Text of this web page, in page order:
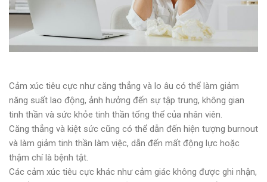
Cảm xúc tiêu cực như căng thẳng và lo âu có thể làm giảm
năng suất lao động, ảnh hưởng đến sự tập trung, không gian
tinh thần và sức khỏe tinh thần tổng thể của nhân viên.
Căng thẳng và kiệt sức cũng có thể dẫn đến hiện tượng burnout
và làm giảm tinh thần làm việc, dẫn đến mất động lực hoặc
thậm chí là bệnh tật.
Các cảm xúc tiêu cực khác như cảm giác không được ghi nhận,